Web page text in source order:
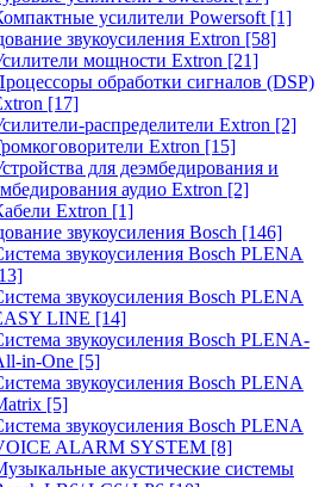
усилители Powersoft [1]
звукоусиления Extron [58]
мощности Extron [21]
обработки сигналов (DSP)
[17]
распределители Extron [2]
Extron [15]
для деэмбедирования и
аудио Extron [2]
Extron [1]
звукоусиления Bosch [146]
звукоусиления Bosch PLENA
звукоусиления Bosch PLENA
LINE [14]
звукоусиления Bosch PLENA-
in-One [5]
звукоусиления Bosch PLENA
[5]
звукоусиления Bosch PLENA
ALARM SYSTEM [8]
акустические системы